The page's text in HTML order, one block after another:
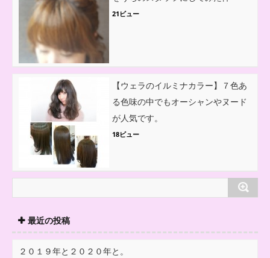
21ビュー
【ウェラのイルミナカラー】７色あ
る色味の中でもオーシャンやヌード
が人気です。
18ビュー
最近の投稿
２０１９年と２０２０年と。